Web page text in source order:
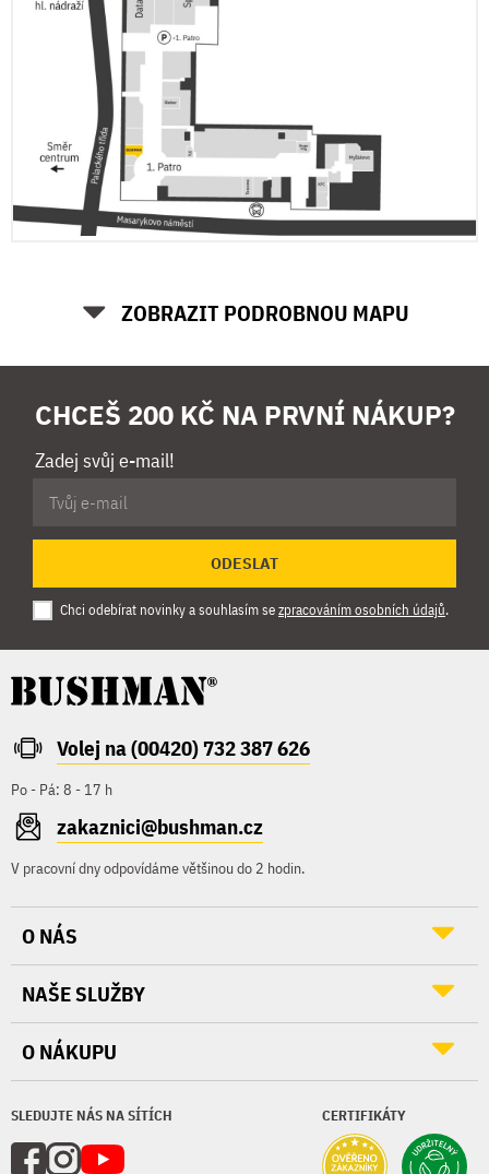
ZOBRAZIT PODROBNOU MAPU
CHCEŠ 200 KČ NA PRVNÍ NÁKUP?
Zadej svůj e-mail!
ODESLAT
Chci odebírat novinky a souhlasím sezpracováním osobních údajů.
Volej na (00420) 732 387 626
Po - Pá: 8 - 17 h
zakaznici@bushman.cz
V pracovní dny odpovídáme většinou do 2 hodin.
SLEDUJTE NÁS NA SÍTÍCH CERTIFIKÁTY
O NÁS
NAŠE SLUŽBY
O NÁKUPU